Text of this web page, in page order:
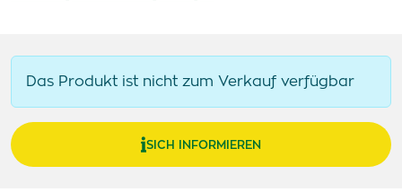
Das Produkt ist nicht zum Verkauf verfügbar
SICH INFORMIEREN